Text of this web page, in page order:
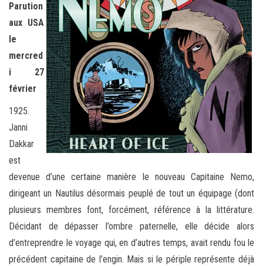
Parution
aux USA
le
mercred
i 27
février
1925.
Janni
Dakkar
est
devenue d’une certaine manière le nouveau Capitaine Nemo,
dirigeant un Nautilus désormais peuplé de tout un équipage (dont
plusieurs membres font, forcément, référence à la littérature.
Décidant de dépasser l’ombre paternelle, elle décide alors
d’entreprendre le voyage qui, en d’autres temps, avait rendu fou le
précédent capitaine de l’engin. Mais si le périple représente déjà